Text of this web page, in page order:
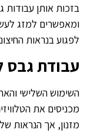
בזכות אותן
ומאפשרים למזג
לפגוע בנראות
עבודת גבס
השימוש השלישי
מכניסים את
מזנון, אך הנראות